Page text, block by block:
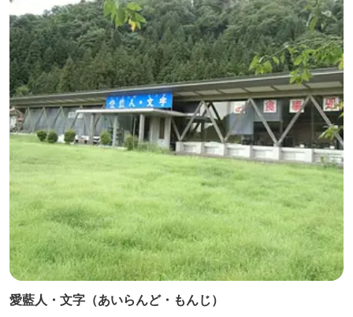
愛藍人・文字（あいらんど・もんじ）